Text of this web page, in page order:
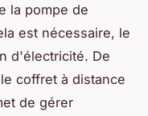
la pompe de
est nécessaire, le
d'électricité. De
coffret à distance
de gérer